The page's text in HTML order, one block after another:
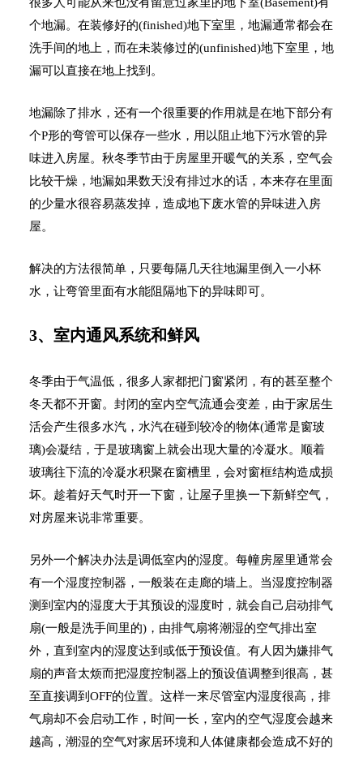
个地漏。在装修好的(finished)地下室里，地漏通常都会在
洗手间的地上，而在未装修过的(unfinished)地下室里，地
漏可以直接在地上找到。
地漏除了排水，还有一个很重要的作用就是在地下部分有
个P形的弯管可以保存一些水，用以阻止地下污水管的异
味进入房屋。秋冬季节由于房屋里开暖气的关系，空气会
比较干燥，地漏如果数天没有排过水的话，本来存在里面
的少量水很容易蒸发掉，造成地下废水管的异味进入房
屋。
解决的方法很简单，只要每隔几天往地漏里倒入一小杯
水，让弯管里面有水能阻隔地下的异味即可。
3、室内通风系统和鲜风
冬季由于气温低，很多人家都把门窗紧闭，有的甚至整个
冬天都不开窗。封闭的室内空气流通会变差，由于家居生
活会产生很多水汽，水汽在碰到较冷的物体(通常是窗玻
璃)会凝结，于是玻璃窗上就会出现大量的冷凝水。顺着
玻璃往下流的冷凝水积聚在窗槽里，会对窗框结构造成损
坏。趁着好天气时开一下窗，让屋子里换一下新鲜空气，
对房屋来说非常重要。
另外一个解决办法是调低室内的湿度。每幢房屋里通常会
有一个湿度控制器，一般装在走廊的墙上。当湿度控制器
测到室内的湿度大于其预设的湿度时，就会自己启动排气
扇(一般是洗手间里的)，由排气扇将潮湿的空气排出室
外，直到室内的湿度达到或低于预设值。有人因为嫌排气
扇的声音太烦而把湿度控制器上的预设值调整到很高，甚
至直接调到OFF的位置。这样一来尽管室内湿度很高，排
气扇却不会启动工作，时间一长，室内的空气湿度会越来
越高，潮湿的空气对家居环境和人体健康都会造成不好的